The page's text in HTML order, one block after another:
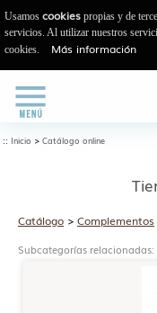
:: Inicio > Catálogo online
Catálogo > Complementos
Subcategorías relacionadas:
Usamos cookies propias y de
servicios. Al utilizar nuestros
cookies.
Más información